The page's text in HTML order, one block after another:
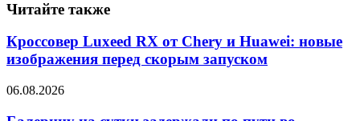
Читайте также
Кроссовер Luxeed RX от Chery и Huawei: новые
изображения перед скорым запуском
06.08.2026